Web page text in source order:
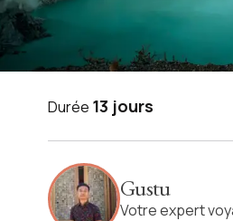
VOYAGE INDONÉSIE
Immersion de Java
Voir l'itinéraire
Durée 13 jours
Gustu
Votre expert